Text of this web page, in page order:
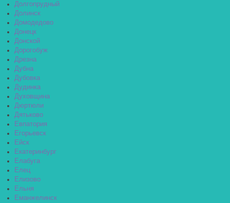
Долгопрудный
Долинск
Домодедово
Донецк
Донской
Дорогобуж
Дрезна
Дубна
Дубовка
Дудинка
Духовщина
Дюртюли
Дятьково
Евпатория
Егорьевск
Ейск
Екатеринбург
Елабуга
Елец
Елизово
Ельня
Еманжелинск